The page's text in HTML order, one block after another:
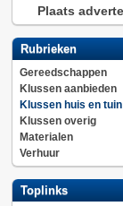
Plaats
Rubrieken
Gereedschappen
Klussen aanbieden
Klussen huis en tuin
Klussen overig
Materialen
Verhuur
Toplinks